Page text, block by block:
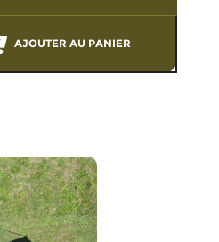
AJOUTER AU PANIER